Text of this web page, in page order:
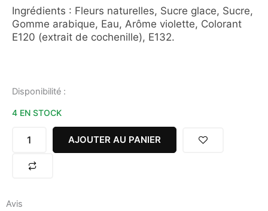
Ingrédients : Fleurs naturelles, Sucre glace, Sucre,
Gomme arabique, Eau, Arôme violette, Colorant
E120 (extrait de cochenille), E132.
Disponibilité :
4 EN STOCK
quantité
FLEURS
VIOLETTE
CRISTALLISÉES
FLORIAN
AJOUTER AU PANIER
Avis